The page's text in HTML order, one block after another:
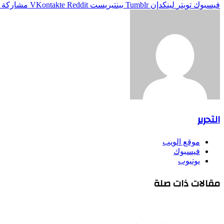
فيسبوك تويتر لينكدإن بينتيريست مشاركة
التحرير
موقع الويب
فيسبوك
يوتيوب
مقالات ذات صلة